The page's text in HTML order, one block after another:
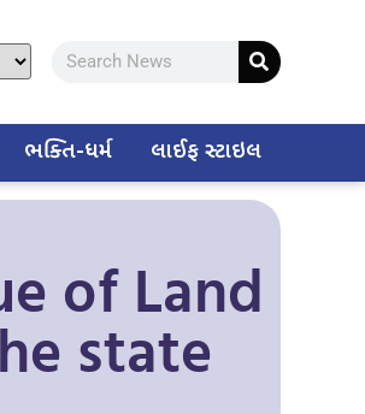
ભક્તિ-ધર્મ લાઈફ સ્ટાઇલ
of Land
state